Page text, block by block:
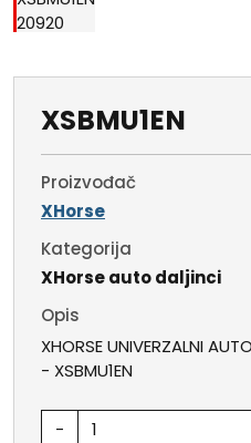
XSBMU1EN
Proizvođač
XHorse
Kategorija
XHorse auto daljinci
Opis
XHORSE UNIVERZALNI
- XSBMU1EN
-